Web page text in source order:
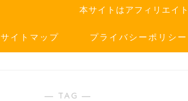
本サイトはアフィリエイ
サイトマップ プライバシーポリシー
― TAG ―